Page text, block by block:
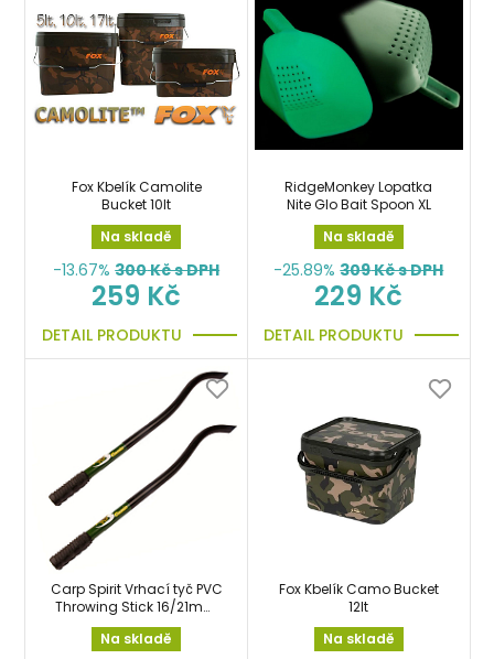
Fox Kbelík Camolite
Bucket 10lt
Na skladě
-13.67% 300Kč s DPH
259 Kč
DETAIL PRODUKTU
RidgeMonkey Lopatka
Nite Glo Bait Spoon XL
Na skladě
-25.89% 309Kč s DPH
229 Kč
DETAIL PRODUKTU
Carp Spirit Vrhací tyč PVC
Throwing Stick 16/21mm
cobra
Na skladě
Fox Kbelík Camo Bucket
12lt
Na skladě